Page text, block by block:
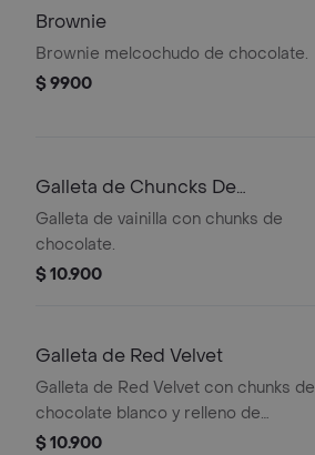
Brownie
Brownie melcochudo de chocolate.
$ 9900
Galleta de Chuncks De
Chocolate
Galleta de vainilla con chunks de
chocolate.
$ 10.900
Galleta de Red Velvet
Galleta de Red Velvet con chunks de
chocolate blanco y relleno de
Cheesecake.
$ 10.900